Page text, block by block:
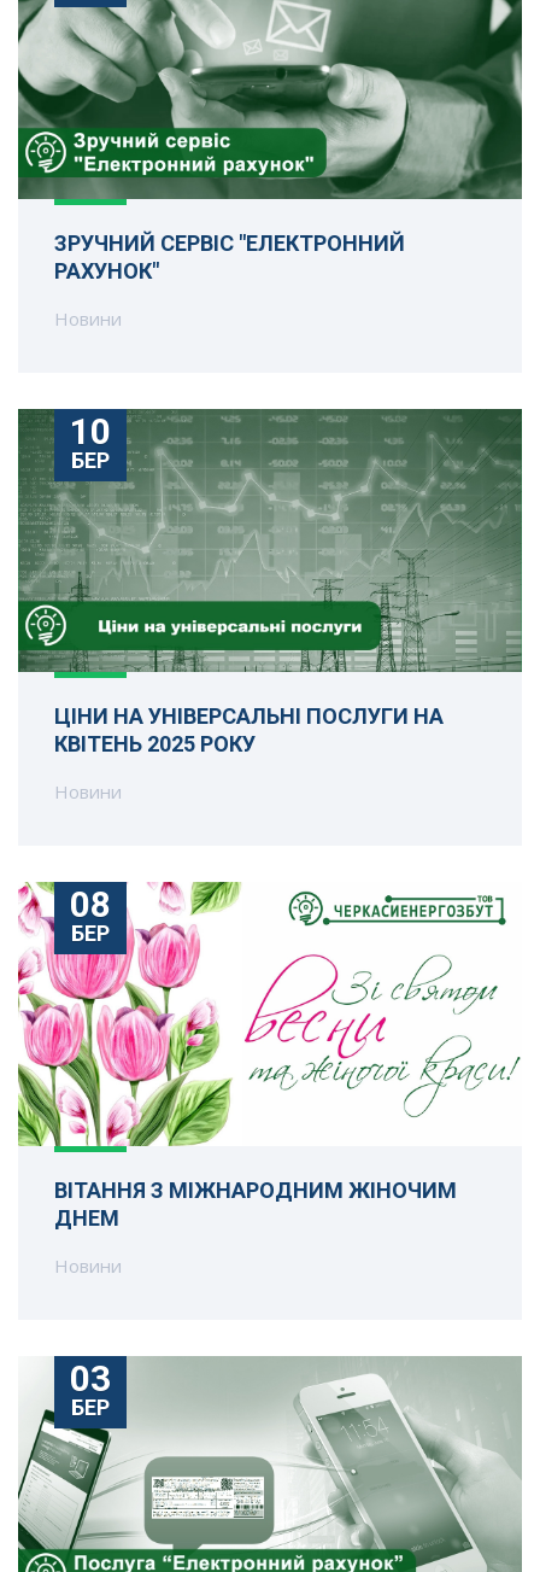
ЗРУЧНИЙ СЕРВІС "ЕЛЕКТРОННИЙ
РАХУНОК"
Новини
10
БЕР
ЦІНИ НА УНІВЕРСАЛЬНІ ПОСЛУГИ НА
КВІТЕНЬ 2025 РОКУ
Новини
08
БЕР
ВІТАННЯ З МІЖНАРОДНИМ ЖІНОЧИМ
ДНЕМ
Новини
03
БЕР